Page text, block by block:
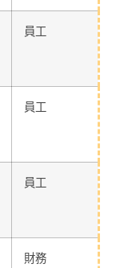
員工
員工
員工
財務